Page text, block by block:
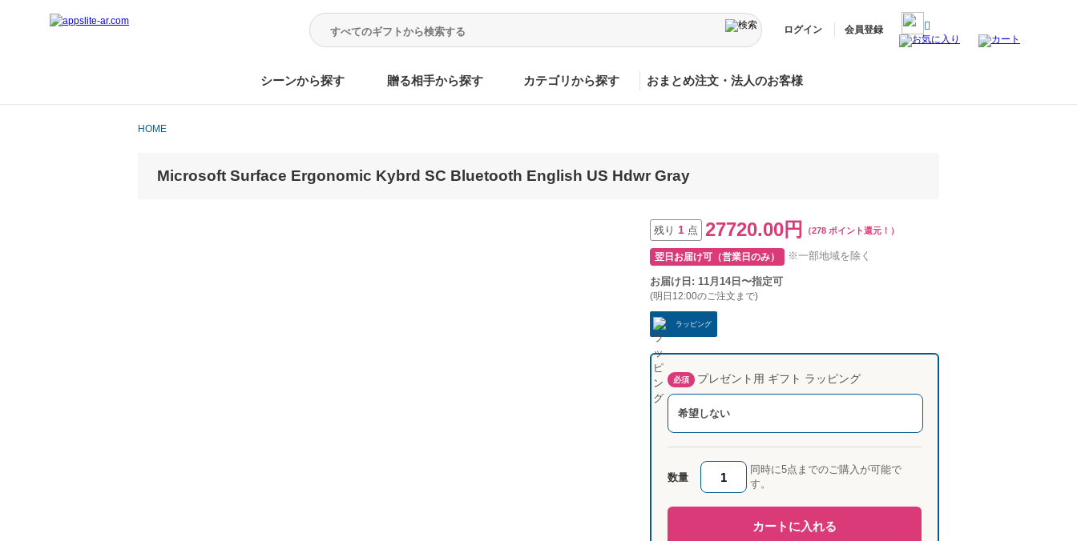
ログイン 会員登録
シーンから探す 贈る相手から探す カテゴリから探す おまとめ注文・法人のお客様
HOME
Microsoft Surface Ergonomic Kybrd SC Bluetooth English US Hdwr Gray
残り 1 点 27720.00円 （278 ポイント還元！）
翌日お届け可（営業日のみ） ※一部地域を除く
お届け日: 11月14日〜指定可
(明日12:00のご注文まで)
ラッピング
必須 プレゼント用 ギフト ラッピング
希望しない
数量
同時に5点までのご購入が可能で
す。
カートに入れる